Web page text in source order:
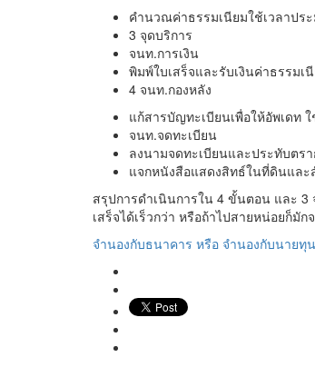
คำนวณค่าธรรมเนียมใช้เวลาปร
3 จุดบริการ
จนท.การเงิน
พิมพ์ใบเสร็จและรับเงินค่าธรรมเ
4 จนท.กองหลัง
แก้สารบัญทะเบียนเพื่อให้อัพเดท
จนท.จดทะเบียน
ลงนามจดทะเบียนและประทับตรา
แจกหนังสือแสดงสิทธ์ในที่ดินแล
สรุปการดำเนินการใน 4 ขั้นตอน และ 3
เสร็จได้เร็วกว่า หรือถ้าไปสายหน่อยก็มัก
จำนองกับธนาคาร หรือ จำนองกับนายทุ